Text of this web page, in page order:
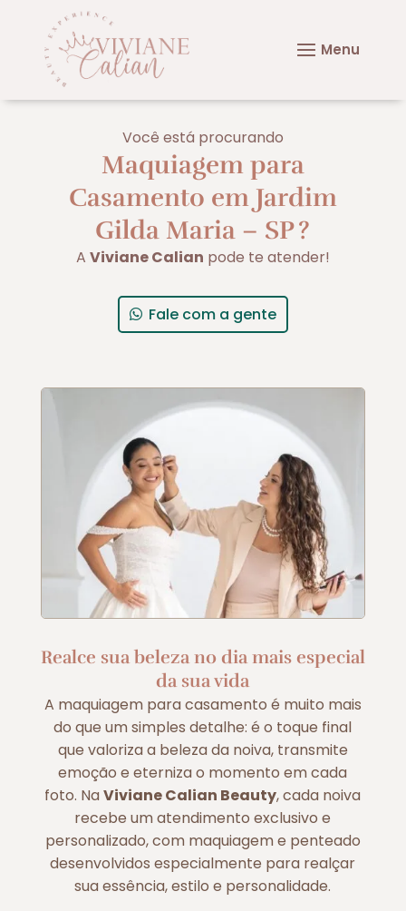
Você está procurando
Maquiagem para
Casamento em Jardim
Gilda Maria – SP?
A Viviane Calian pode te atender!
Fale com a gente
Realce sua beleza no dia mais especial
da sua vida
A maquiagem para casamento é muito mais
do que um simples detalhe: é o toque final
que valoriza a beleza da noiva, transmite
emoção e eterniza o momento em cada
foto. NaViviane Calian Beauty, cada noiva
recebe um atendimento exclusivo e
personalizado, com maquiagem e penteado
desenvolvidos especialmente para realçar
sua essência, estilo e personalidade.